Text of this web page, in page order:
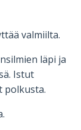
valmiilta.
läpi ja
Istut
polkusta.